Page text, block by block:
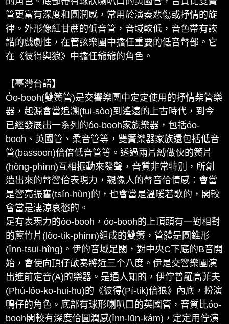
管更富有深度和圓潤感，常用於演奏悲傷或抒情的旋
律。外形像紅甘蔗的低音管，音域較低，音色帶有詼
諧的戲劇性，在管弦樂團中擔任重要的低音聲部。它
在《彼得與狼》中擔任爺爺的角色。
【臺灣台語】
Óo-booh(雙簧管)是交響樂團中定定使用的抒情柴管樂
器，起源會當追溯(tui-sòo)到遙遠的上古時代，到今
已經發展出一系列的óo-booh家族樂器，包括óo-
booh、英國管、柔音管等，雙簧樂器家族還包括低音
管(bassoon)佮倍低音管等。透過兩片縛做伙的簧片
(hông-phìnn)互相振動來發聲，音質非常特別，所創
造出來的聲響佮表現力，親像人的聲音佮情感：會當
是響亮振奮(tsín-hùn)的，也會當是溫暖若歌的，閣較
會當是淒涼哀愁的。
足有表現力的óo-booh，óo-booh的上頂頭有一對相對
的蘆竹片(lôo-tik-phìnn)組成的雙簧，管體是圓錐形
(înn-tsui-hîng)。伊的音域足闊，對中央C下底的B音開
始，會使向頂仔歕奏將近三个八度。伊是交響樂團演
出進前定音(A)的樂器。是通人知的，伊佇普羅高菲夫
(Phú-lôo-ko-hui-hu)的《彼得(Pí-tik)佮狼》內底，扮演
鴨仔的角色。底部有球形喇叭口的英國管，音質比óo-
booh閣較有深度佮圓潤感(înn-lūn-kám)，定定用佇演